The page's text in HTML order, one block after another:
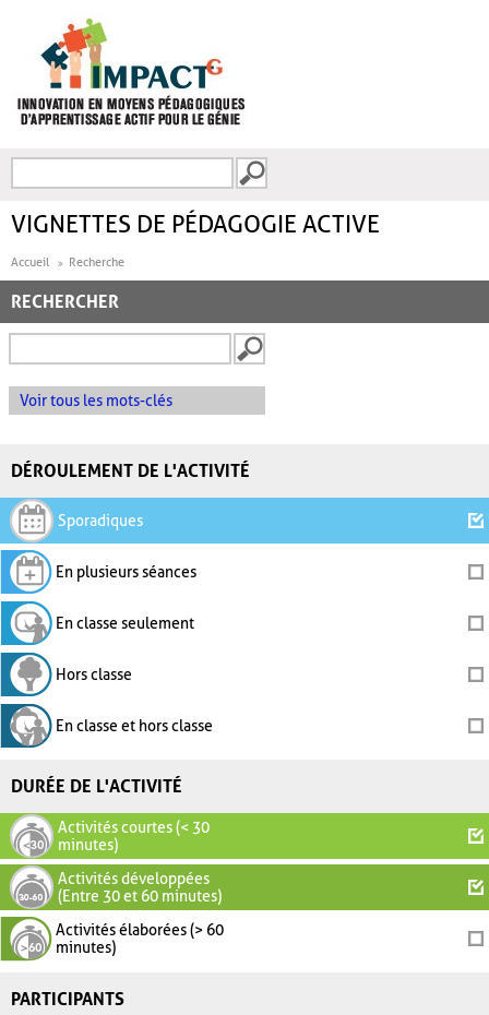
FORMULAIRE DE
VIGNETTES DE PÉDAGOGIE ACTIVE
Accueil Recherche
RECHERCHER
Voir tous les mots-clés
DÉROULEMENT DE L'ACTIVITÉ
Sporadiques
En plusieurs séances
En classe seulement
Hors classe
En classe et hors classe
DURÉE DE L'ACTIVITÉ
Activités courtes (< 30
minutes)
Activités développées
(Entre 30 et 60 minutes)
Activités élaborées (> 60
minutes)
PARTICIPANTS